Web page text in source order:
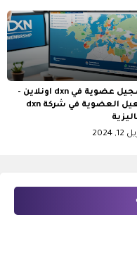
تسجيل عضوية في dxn اونلاين -
تفعيل العضوية في شركة dxn
2024